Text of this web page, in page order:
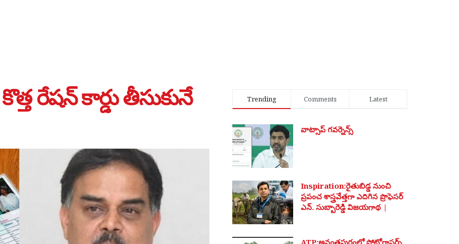
రేషన్ కార్డు తీసుకునే
Trending Comments Latest
వాట్సాప్ గవర్నెన్స్
Inspiration:రైతుబిడ్డ నుంచి
ప్రపంచ శాస్త్రవేత్తగా ఎదిగిన ప్రొఫెసర్
ఎన్. సుబ్బారెడ్డి విజయగాథ |
ATP:అనంతపురంలో ఫోటోగ్రాఫర్స్